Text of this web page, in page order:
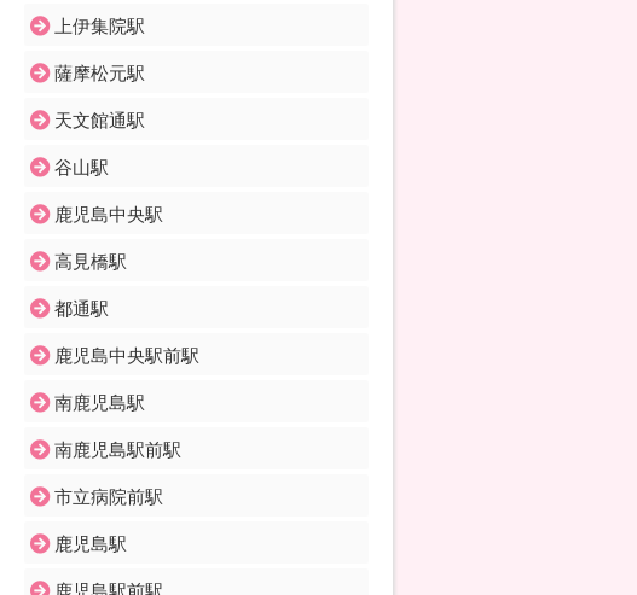
上伊集院駅
薩摩松元駅
天文館通駅
谷山駅
鹿児島中央駅
高見橋駅
都通駅
鹿児島中央駅前駅
南鹿児島駅
南鹿児島駅前駅
市立病院前駅
鹿児島駅
鹿児島駅前駅